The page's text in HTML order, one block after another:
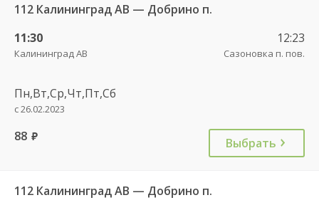
112 Калининград АВ — Добрино п.
11:30
Калининград АВ
12:23
Сазоновка п. пов.
Пн,Вт,Ср,Чт,Пт,Сб
с 26.02.2023
88 руб. Выбрать
112 Калининград АВ — Добрино п.